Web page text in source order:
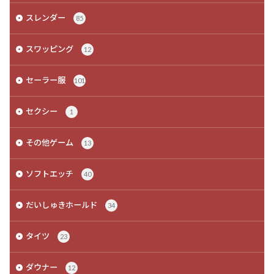
スレンダー 85
スワッピング 12
セーラー服 101
セクシー 1
その他ゲーム 13
ソフトエッチ 40
だいしゅきホールド 34
タイツ 23
ダウナー 12